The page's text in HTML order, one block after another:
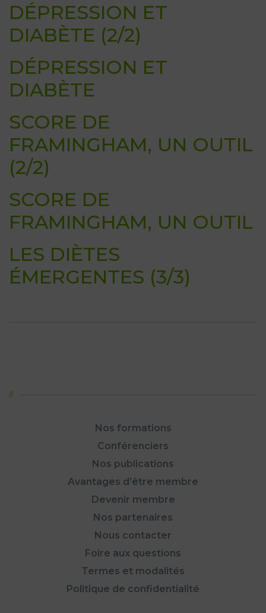
DÉPRESSION ET
DIABÈTE (2/2)
DÉPRESSION ET
DIABÈTE
SCORE DE
FRAMINGHAM, UN OUTIL
(2/2)
SCORE DE
FRAMINGHAM, UN OUTIL
LES DIÈTES
ÉMERGENTES (3/3)
Nos formations
Conférenciers
Nos publications
Avantages d’être membre
Devenir membre
Nos partenaires
Nous contacter
Foire aux questions
Termes et modalités
Politique de confidentialité